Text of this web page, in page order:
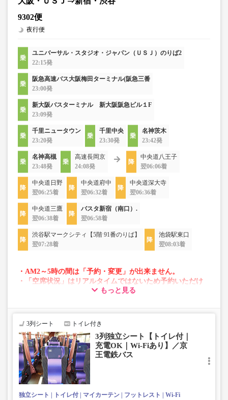
9302便
夜行便
ユニバーサル・スタジオ・ジャパン（ＵＳＪ）のりば2
22:15発
阪急高速バス大阪梅田ターミナル(阪急三番
23:00発
新大阪バスターミナル 新大阪阪急ビル１F
23:09発
千里ニュータウン
23:20発
千里中央
23:30発
名神茨木
23:42発
名神高槻
23:48発
高速長岡京
24:08発
中央道八王子
翌06:06着
中央道日野
翌06:25着
中央道府中
翌06:32着
中央道深大寺
翌06:36着
中央道三鷹
翌06:38着
バスタ新宿（南口）.
翌06:58着
渋谷駅マークシティ【5階 91番のりば】
翌07:28着
池袋駅東口
翌08:03着
・AM2～5時の間は「予約・変更」が出来ません。
・「空席状況」はリアルタイムではないため予約いただけ
ない場合がございます。
する場合がございます。
・車両は予告なく変更となる場合がございます。これに伴
で、あらかじめご了承ください。
もっと見る
3列シート トイレ付き
3列独立シート【トイレ付｜
充電OK｜Wi-Fiあり】／京
王電鉄バス
独立シート トイレ付 マイカーテン フットレスト
Wi-Fi